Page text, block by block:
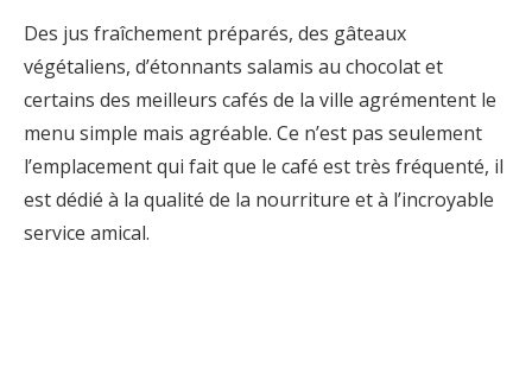
Des jus fraîchement préparés, des gâteaux
végétaliens, d’étonnants salamis au chocolat et
certains des meilleurs cafés de la ville agrémentent le
menu simple mais agréable. Ce n’est pas seulement
l’emplacement qui fait que le café est très fréquenté, il
est dédié à la qualité de la nourriture et à l’incroyable
service amical.